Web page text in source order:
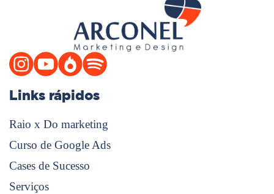
Links rápidos
Raio x Do marketing
Curso de Google Ads
Cases de Sucesso
Serviços